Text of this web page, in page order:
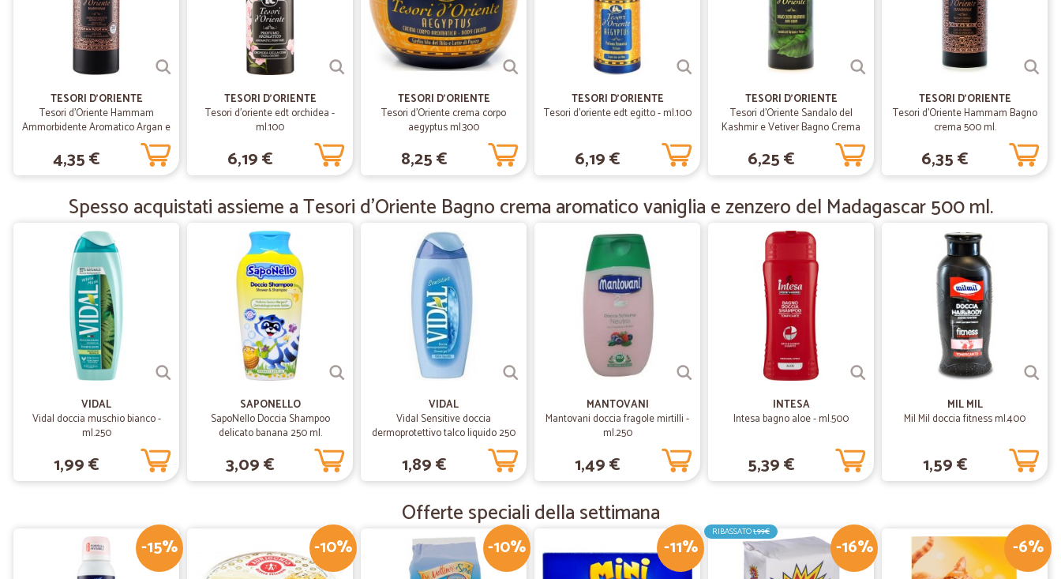
Sito internet molto chiaro, spedizione rapida, tutto positivismo
04/08/2020
Claudio T.
Materiale arrivato velocemente. Tutto molto bene
06/03/2020
Gabriele T.
Nulla da dire. Tanto promesso, tanto fatto.
11/02/2020
—
come prima esperienza e stata molto…
come prima esperienza e stata molto positiva,da ripetere
05/06/2019
—
È da tempo che faccio la spesa su…
È da tempo che faccio la spesa su Cicalia, ampia scelta di prodotti, anche gli alimenti
freschi,di ottima qualità.
09/04/2019
Andrea B.
Tutto perfetto grazie
10/12/2018
— Marianna A.
TESORI D'ORIENTE
Tesori d'Oriente Hammam
Ammorbidente Aromatico Argan e
Fiori d'Arancio 760 ml
4,35 €
TESORI D'ORIENTE
Tesori d'oriente edt orchidea -
ml.100
6,19 €
TESORI D'ORIENTE
Tesori d'Oriente crema corpo
aegyptus ml.300
8,25 €
TESORI D'ORIENTE
Tesori d'oriente edt egitto - ml.100
6,19 €
TESORI D'ORIENTE
Tesori d'Oriente Sandalo del
Kashmir e Vetiver Bagno Crema
6,25 €
TESORI D'ORIENTE
Tesori d'Oriente Hammam Bagno
crema 500 ml.
6,35 €
Spesso acquistati assieme a Tesori d'Oriente Bagno crema aromatico vaniglia e zenzero del Madagascar 500 ml.
VIDAL
Vidal doccia muschio bianco -
ml.250
1,99 €
SAPONELLO
SapoNello Doccia Shampoo
delicato banana 250 ml.
3,09 €
VIDAL
Vidal Sensitive doccia
dermoprotettivo talco liquido 250
1,89 €
MANTOVANI
Mantovani doccia fragole mirtilli -
ml.250
1,49 €
INTESA
Intesa bagno aloe - ml.500
5,39 €
MIL MIL
Mil Mil doccia fitness ml.400
1,59 €
Offerte speciali della settimana
-15% -10% -10% -11% -16%
RIBASSATO1,99€
-6%